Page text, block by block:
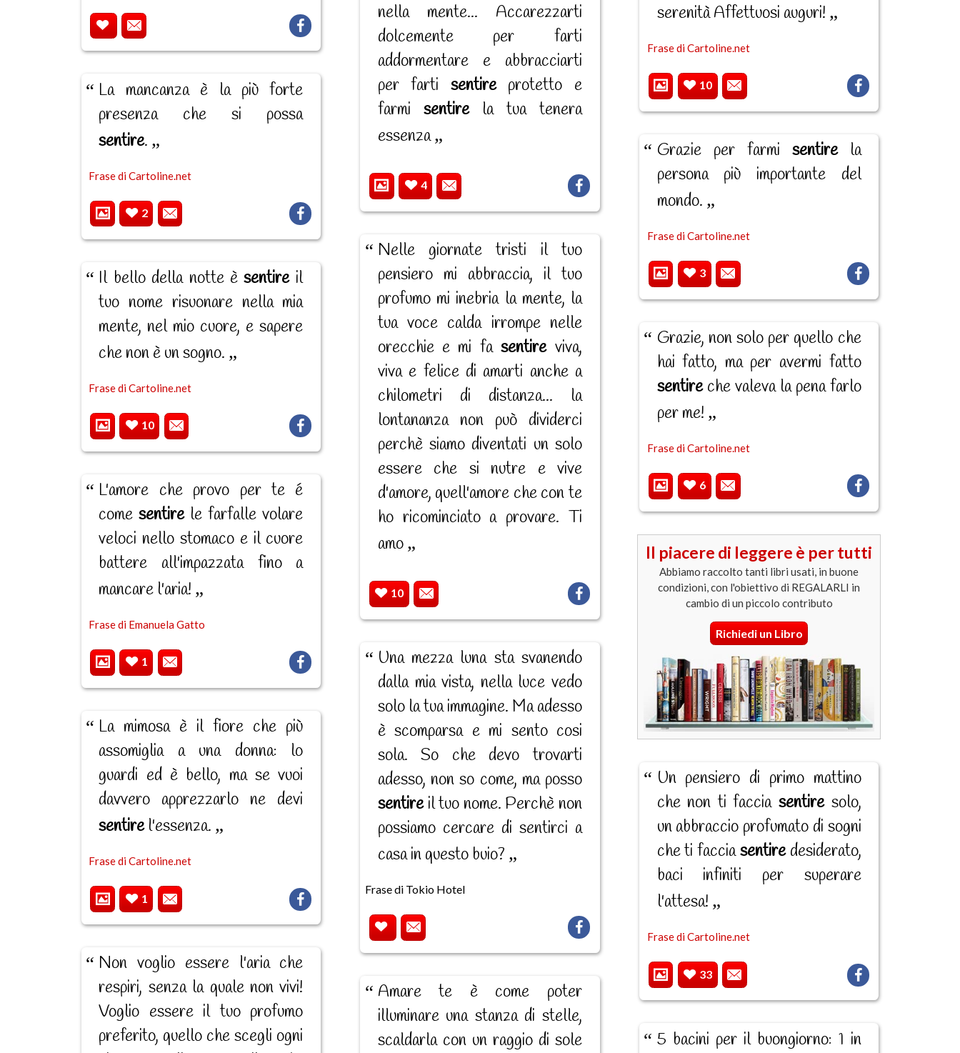
La mancanza è la più forte
presenza che si possa
sentire.
Frase di Cartoline.net
2
Il bello della notte èsentireil
tuo nome risuonare nella mia
mente, nel mio cuore, e sapere
che non è un sogno.
Frase di Cartoline.net
10
L'amore che provo per te é
comesentirele farfalle volare
veloci nello stomaco e il cuore
battere all'impazzata fino a
mancare l'aria!
Frase di Emanuela Gatto
1
La mimosa è il fiore che più
assomiglia a una donna: lo
guardi ed è bello, ma se vuoi
davvero apprezzarlo ne devi
sentirel'essenza.
Frase di Cartoline.net
1
Non voglio essere l'aria che
respiri, senza la quale non vivi!
Voglio essere il tuo profumo
preferito, quello che scegli ogni
nella mente... Accarezzarti
dolcemente per farti
addormentare e abbracciarti
per farti sentireprotetto e
farmi sentirela tua tenera
essenza
4
Nelle giornate tristi il tuo
pensiero mi abbraccia, il tuo
profumo mi inebria la mente, la
tua voce calda irrompe nelle
orecchie e mi fa sentireviva,
viva e felice di amarti anche a
chilometri di distanza... la
lontananza non può dividerci
perchè siamo diventati un solo
essere che si nutre e vive
d'amore, quell'amore che con te
ho ricominciato a provare. Ti
amo
10
Una mezza luna sta svanendo
dalla mia vista, nella luce vedo
solo la tua immagine. Ma adesso
è scomparsa e mi sento cosi
sola. So che devo trovarti
adesso, non so come, ma posso
sentireil tuo nome. Perchè non
possiamo cercare di sentirci a
casa in questo buio?
Frase di Tokio Hotel
Amare te è come poter
illuminare una stanza di stelle,
scaldarla con un raggio di sole
serenità Affettuosi auguri!
Frase di Cartoline.net
10
Grazie per farmi sentirela
persona più importante del
mondo.
Frase di Cartoline.net
3
Grazie, non solo per quello che
hai fatto, ma per avermi fatto
sentireche valeva la pena farlo
per me!
Frase di Cartoline.net
6
Il piacere di leggere è per tutti
Abbiamo raccolto tanti libri usati, in buone
condizioni, con l'obiettivo di REGALARLI in
cambio di un piccolo contributo
Richiedi un Libro
Un pensiero di primo mattino
che non ti faccia sentiresolo,
un abbraccio profumato di sogni
che ti facciasentiredesiderato,
baci infiniti per superare
l'attesa!
Frase di Cartoline.net
33
5 bacini per il buongiorno: 1 in